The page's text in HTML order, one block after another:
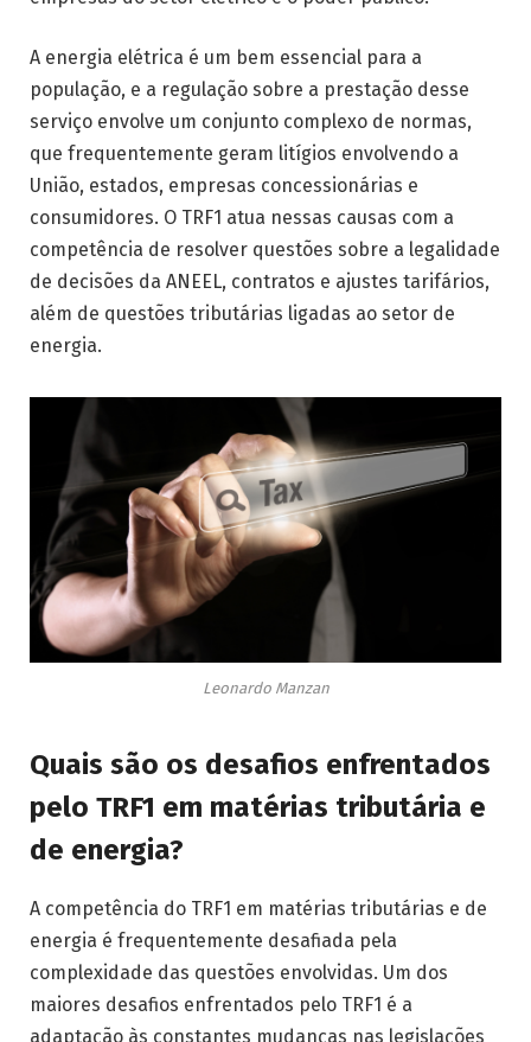
A energia elétrica é um bem essencial para a
população, e a regulação sobre a prestação desse
serviço envolve um conjunto complexo de normas,
que frequentemente geram litígios envolvendo a
União, estados, empresas concessionárias e
consumidores. O TRF1 atua nessas causas com a
competência de resolver questões sobre a legalidade
de decisões da ANEEL, contratos e ajustes tarifários,
além de questões tributárias ligadas ao setor de
energia.
Leonardo Manzan
Quais são os desafios enfrentados
pelo TRF1 em matérias tributária e
de energia?
A competência do TRF1 em matérias tributárias e de
energia é frequentemente desafiada pela
complexidade das questões envolvidas. Um dos
maiores desafios enfrentados pelo TRF1 é a
adaptação às constantes mudanças nas legislações